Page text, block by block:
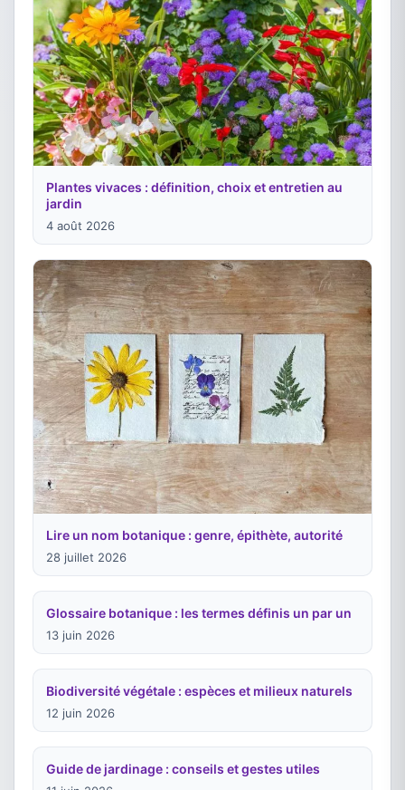
Plantes vivaces : définition, choix et entretien au
jardin
4 août 2026
Lire un nom botanique : genre, épithète, autorité
28 juillet 2026
Glossaire botanique : les termes définis un par un
13 juin 2026
Biodiversité végétale : espèces et milieux naturels
12 juin 2026
Guide de jardinage : conseils et gestes utiles